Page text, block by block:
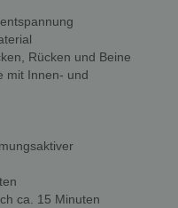
Rücken und Beine
mit Innen- und
ca. 15 Minuten